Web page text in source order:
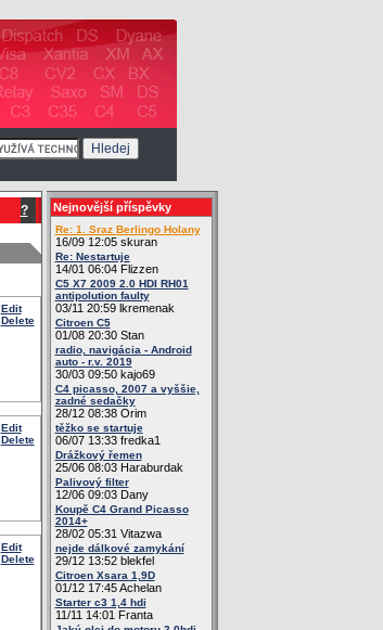
?
Edit
Delete
Edit
Delete
Edit
Delete
Nejnovější příspěvky
Re: 1. Sraz Berlingo Holany
16/09 12:05 skuran
Re: Nestartuje
14/01 06:04 Flizzen
C5 X7 2009 2.0 HDI RH01
antipolution faulty
03/11 20:59 lkremenak
Citroen C5
01/08 20:30 Stan
radio, navigácia - Android
auto - r.v. 2019
30/03 09:50 kajo69
C4 picasso, 2007 a vyššie,
zadné sedačky
28/12 08:38 Orim
těžko se startuje
06/07 13:33 fredka1
Drážkový řemen
25/06 08:03 Haraburdak
Palivový filter
12/06 09:03 Dany
Koupě C4 Grand Picasso
2014+
28/02 05:31 Vitazwa
nejde dálkové zamykání
29/12 13:52 blekfel
Citroen Xsara 1,9D
01/12 17:45 Achelan
Starter c3 1,4 hdi
11/11 14:01 Franta